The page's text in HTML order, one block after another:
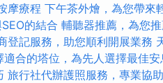
摩療程 下午茶外燴，為您帶來
的結合 輔聽器推薦，為您
登記服務，助您順利開展業務
適合的塔位，為先人選擇最佳安
旅行社代辦護照服務，專業協